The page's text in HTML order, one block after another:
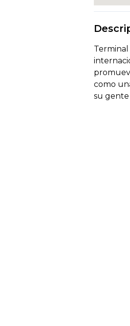
como
su gente